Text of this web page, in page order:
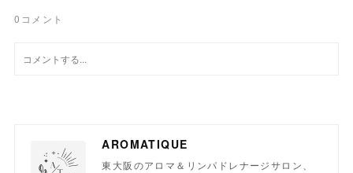
0 コメント
AROMATIQUE
東大阪のアロマ＆リンパドレナージサロン、